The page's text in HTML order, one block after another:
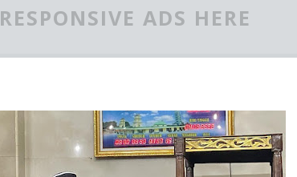
RESPONSIVE ADS HERE